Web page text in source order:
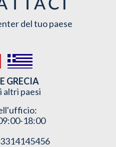
del tuo paese
GRECIA
altri paesi
18:00